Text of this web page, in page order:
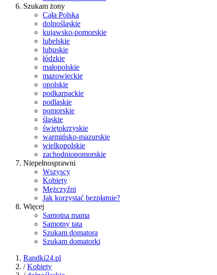
Szukam żony
Cała Polska
dolnośląskie
kujawsko-pomorskie
lubelskie
lubuskie
łódzkie
małopolskie
mazowieckie
opolskie
podkarpackie
podlaskie
pomorskie
śląskie
świętokrzyskie
warmińsko-mazurskie
wielkopolskie
zachodniopomorskie
Niepełnosprawni
Wszyscy
Kobiety
Mężczyźni
Jak korzystać bezpłatnie?
Więcej
Samotna mama
Samotny tata
Szukam domatora
Szukam domatorki
Randki24.pl
/Kobiety